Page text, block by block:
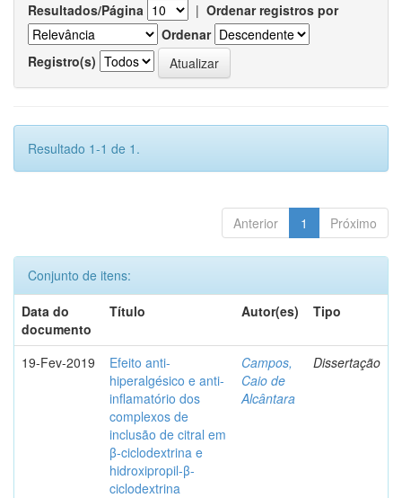
Resultados/Página | Ordenar registros por
Ordenar
Registro(s)
Resultado 1-1 de 1.
Anterior 1 Próximo
Conjunto de itens:
Data do
documento
Título Autor(es) Tipo
19-Fev-2019
Efeito anti-
hiperalgésico e anti-
inflamatório dos
complexos de
inclusão de citral em
β-ciclodextrina e
hidroxipropil-β-
ciclodextrina
Campos,
Caio de
Alcântara
Dissertação